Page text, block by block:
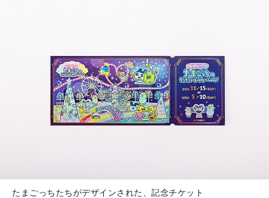
たまごっちたちがデザインされた、記念チケット